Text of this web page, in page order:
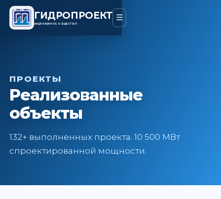
ГИДРОПРОЕКТ
АКЦИОНЕРНОЕ ОБЩЕСТВО
☰
ПРОЕКТЫ
Реализованные
объекты
132+ выполненных проекта. 10 500 МВт
спроектированной мощности.